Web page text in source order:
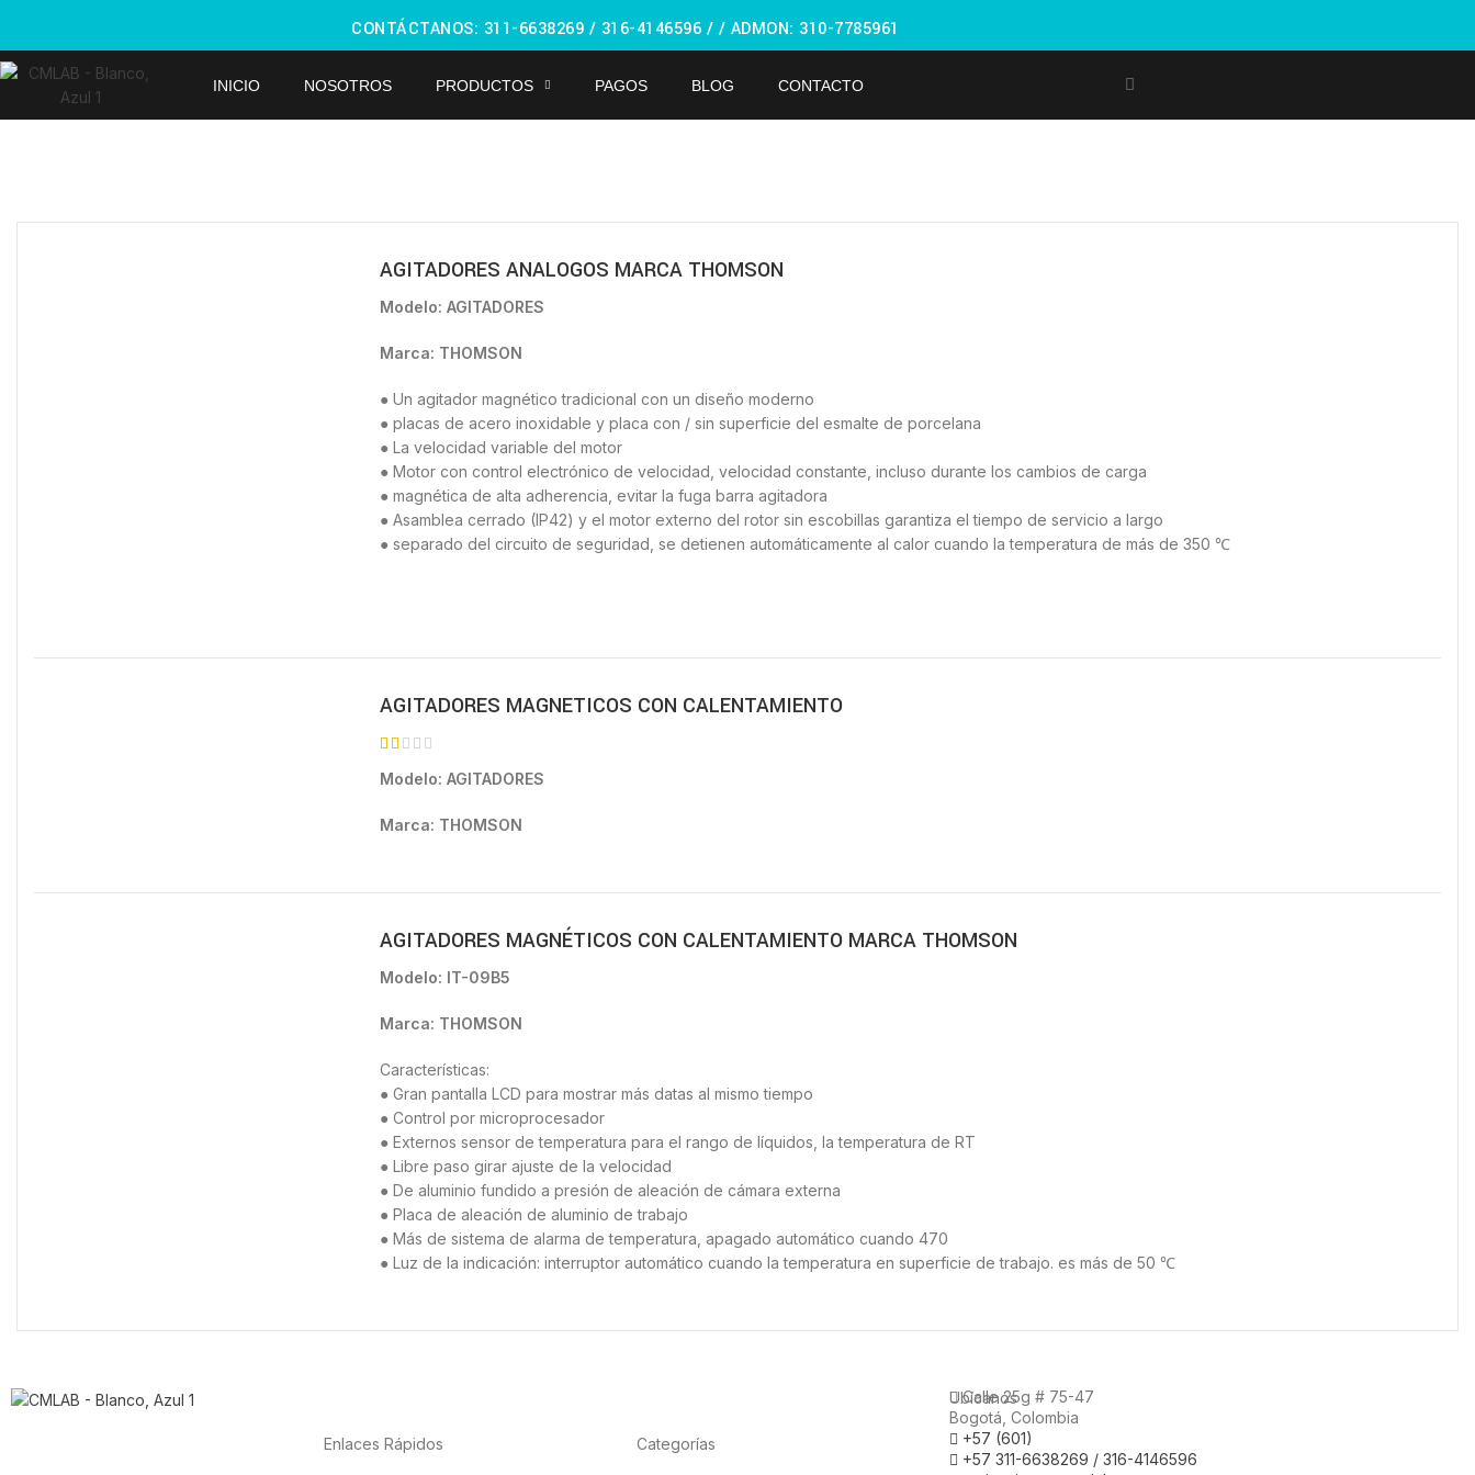
CONTÁCTANOS: 311-6638269 / 316-4146596 / / ADMON: 310-7785961
INICIO NOSOTROS PRODUCTOS PAGOS BLOG CONTACTO
AGITADORES ANALOGOS MARCA THOMSON
Modelo: AGITADORES
Marca: THOMSON
● Un agitador magnético tradicional con un diseño moderno
● placas de acero inoxidable y placa con / sin superficie del esmalte de porcelana
● La velocidad variable del motor
● Motor con control electrónico de velocidad, velocidad constante, incluso durante los cambios de carga
● magnética de alta adherencia, evitar la fuga barra agitadora
● Asamblea cerrado (IP42) y el motor externo del rotor sin escobillas garantiza el tiempo de servicio a largo
● separado del circuito de seguridad, se detienen automáticamente al calor cuando la temperatura de más de 350 ℃
AGITADORES MAGNETICOS CON CALENTAMIENTO
Modelo: AGITADORES
Marca: THOMSON
AGITADORES MAGNÉTICOS CON CALENTAMIENTO MARCA THOMSON
Modelo: IT-09B5
Marca: THOMSON
Características:
● Gran pantalla LCD para mostrar más datas al mismo tiempo
● Control por microprocesador
● Externos sensor de temperatura para el rango de líquidos, la temperatura de RT
● Libre paso girar ajuste de la velocidad
● De aluminio fundido a presión de aleación de cámara externa
● Placa de aleación de aluminio de trabajo
● Más de sistema de alarma de temperatura, apagado automático cuando 470
● Luz de la indicación: interruptor automático cuando la temperatura en superficie de trabajo. es más de 50 ℃
Enlaces Rápidos Categorías
Ubícanos
Calle 25g # 75-47
Bogotá, Colombia
+57 (601)
+57 311-6638269 / 316-4146596
🏠 Stay at home! 25% discount on all medicines